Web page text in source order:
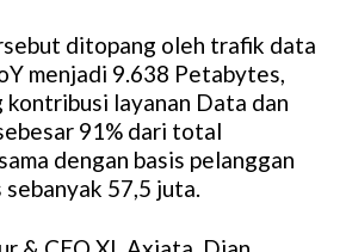
e
ditopang oleh trafik data
menjadi 9.638 Petabytes,
kontribusi layanan Data dan
91% dari total
dengan basis pelanggan
57,5 juta.